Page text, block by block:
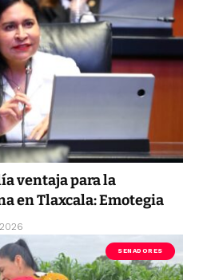
ventaja para la
en Tlaxcala: Emotegia
SENADORES